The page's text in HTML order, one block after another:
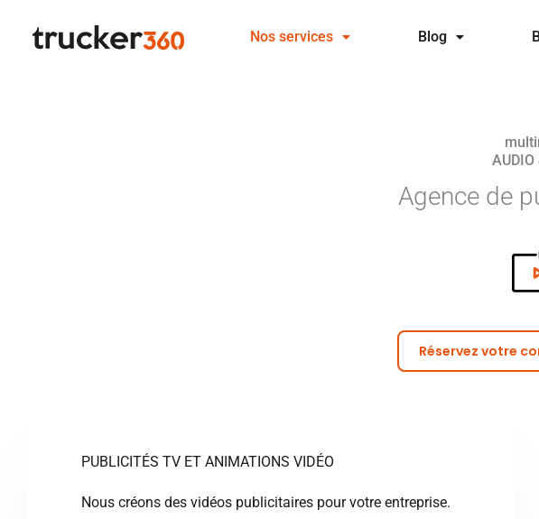
Nos services Blog
AUDIO
Agence de
Réservez votre
PUBLICITÉS TV ET ANIMATIONS VIDÉO
Nous créons des vidéos publicitaires pour votre entreprise.